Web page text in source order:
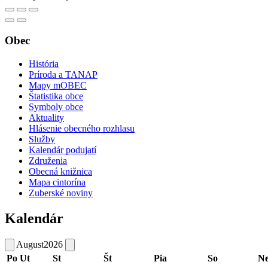
Obec
História
Príroda a TANAP
Mapy mOBEC
Štatistika obce
Symboly obce
Aktuality
Hlásenie obecného rozhlasu
Služby
Kalendár podujatí
Združenia
Obecná knižnica
Mapa cintorína
Zuberské noviny
Kalendár
August2026
Po Ut St Št Pia So